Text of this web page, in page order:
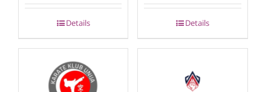
Details Details